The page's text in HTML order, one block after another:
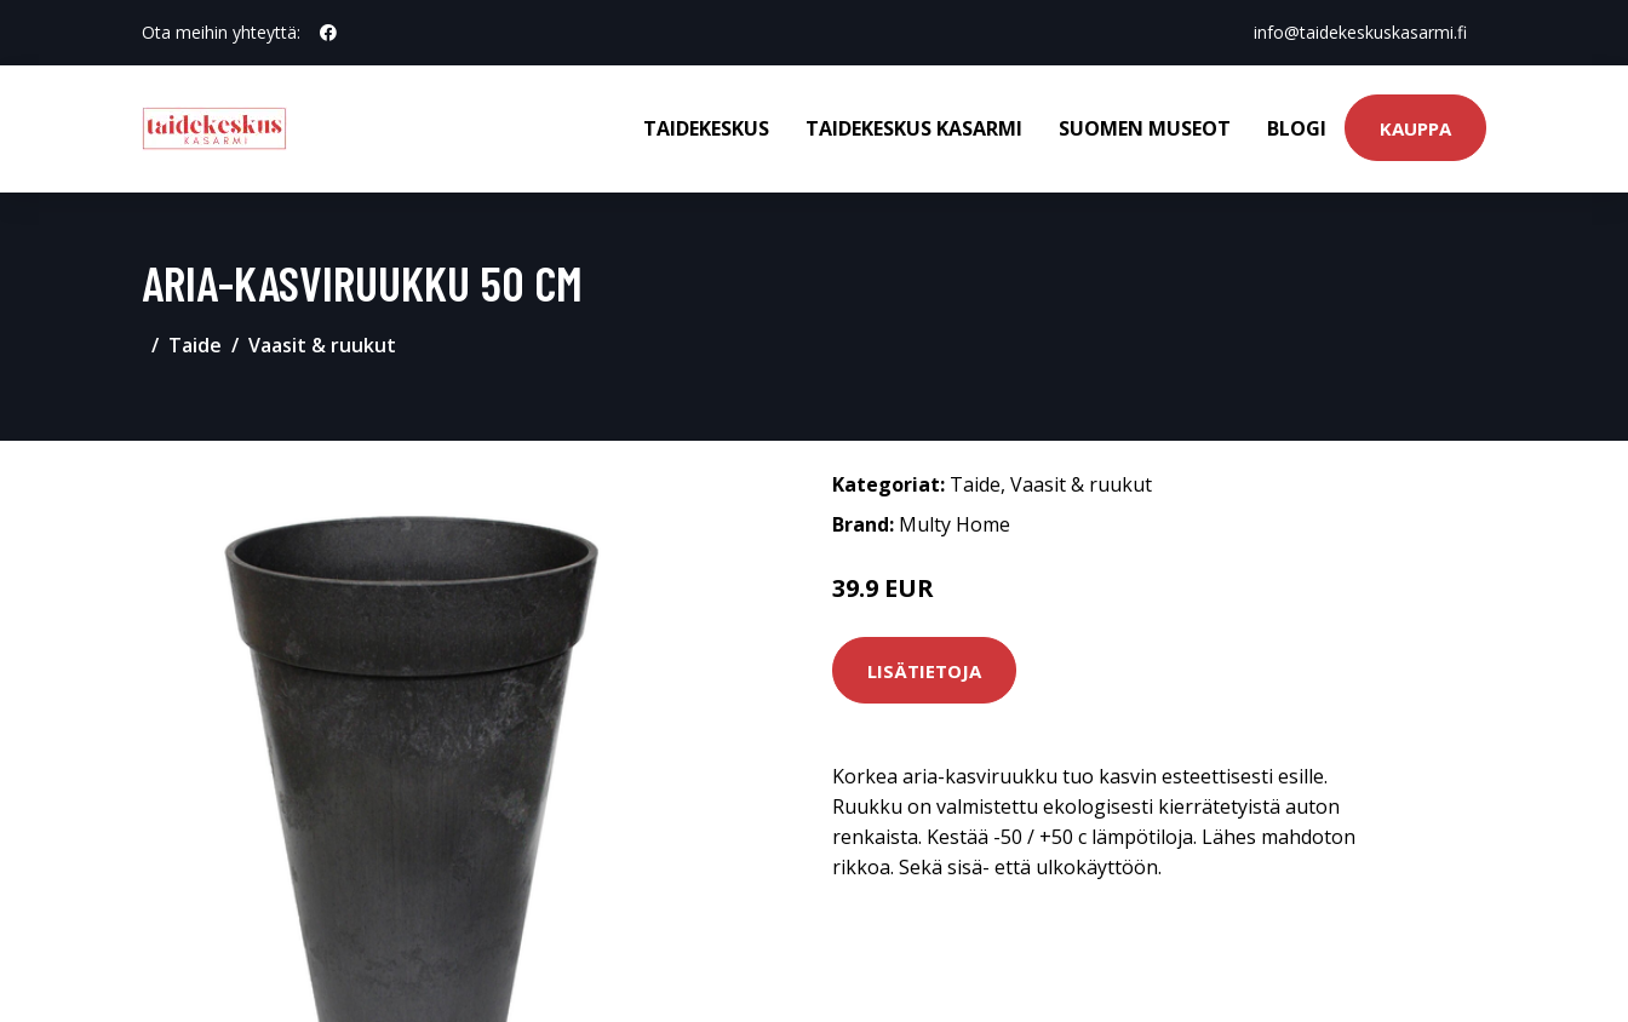
Ota meihin yhteyttä: info@taidekeskuskasarmi.fi
TAIDEKESKUS TAIDEKESKUS KASARMI SUOMEN MUSEOT BLOGI KAUPPA
ARIA-KASVIRUUKKU 50 CM
Taide Vaasit & ruukut
Kategoriat: Taide, Vaasit & ruukut
Brand: Multy Home
39.9 EUR
LISÄTIETOJA
Korkea aria-kasviruukku tuo kasvin esteettisesti esille.
Ruukku on valmistettu ekologisesti kierrätetyistä auton
renkaista. Kestää -50 / +50 c lämpötiloja. Lähes mahdoton
rikkoa. Sekä sisä- että ulkokäyttöön.